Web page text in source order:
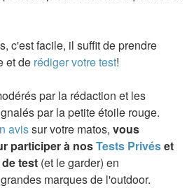
c'est facile, il suffit de prendre
et de rédiger votre test!
par la rédaction et les
par la petite étoile rouge.
avissur votre matos, vous
participer à nosTests Privéset
test (et le garder) en
marques de l'outdoor.